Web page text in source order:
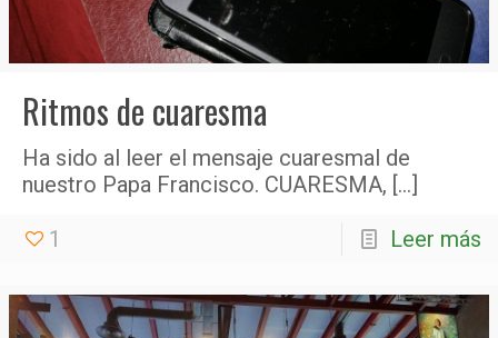
Ritmos de cuaresma
Ha sido al leer el mensaje cuaresmal de
nuestro Papa Francisco. CUARESMA, […]
1 Leer más